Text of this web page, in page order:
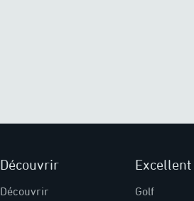
Découvrir
Découvrir Golf